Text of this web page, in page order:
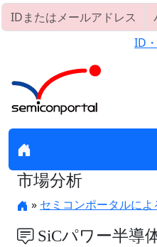
ID
市場分析
» セミコンポータルによ
SiCパワー半導